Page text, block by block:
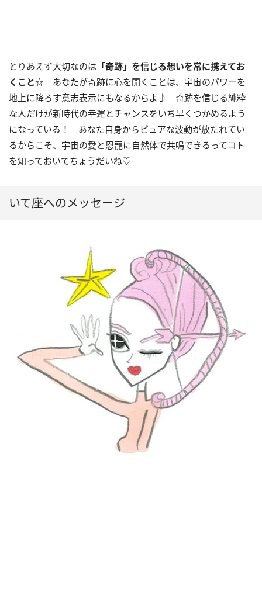
とりあえず大切なのは 「奇跡」を信じる想いを常に携えてお
くこと☆ あなたが奇跡に心を開くことは、宇宙のパワーを
地上に降ろす意志表示にもなるからよ♪ 奇跡を信じる純粋
な人だけが新時代の幸運とチャンスをいち早くつかめるよう
になっている！ あなた自身からピュアな波動が放たれてい
るからこそ、宇宙の愛と恩寵に自然体で共鳴できるってコト
を知っておいてちょうだいね♡
いて座へのメッセージ